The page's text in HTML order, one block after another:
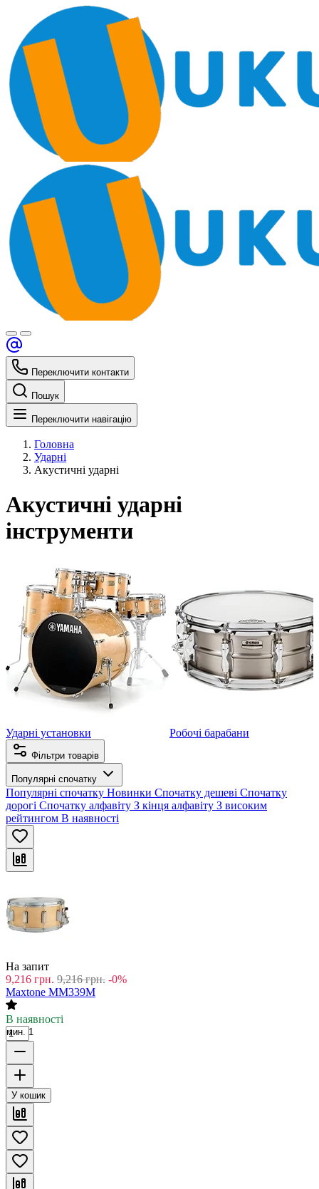
Переключити контакти
Пошук
Переключити навігацію
Головна
Ударні
Акустичні ударні
Акустичні ударні
інструменти
Ударні установки Робочі барабани
Фільтри товарів
Популярні спочатку
Популярні спочатку Новинки Спочатку дешеві Спочатку
дорогі Спочатку алфавіту З кінця алфавіту З високим
рейтингом В наявності
На запит
9,216 грн. 9,216 грн. -0%
Maxtone MM339М
В наявності
мин. 1
У кошик